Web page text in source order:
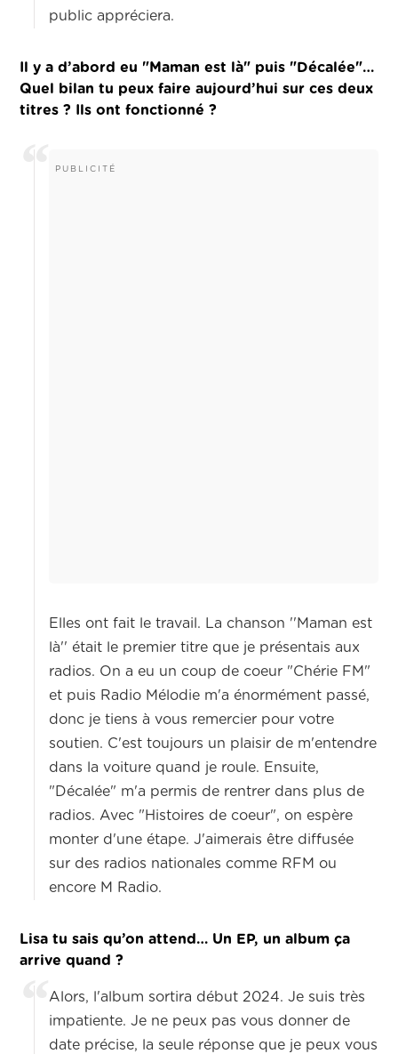
public appréciera.
Il y a d’abord eu "Maman est là" puis "Décalée"…
Quel bilan tu peux faire aujourd’hui sur ces deux
titres ? Ils ont fonctionné ?
Elles ont fait le travail. La chanson ''Maman est
là'' était le premier titre que je présentais aux
radios. On a eu un coup de coeur "Chérie FM"
et puis Radio Mélodie m'a énormément passé,
donc je tiens à vous remercier pour votre
soutien. C'est toujours un plaisir de m'entendre
dans la voiture quand je roule. Ensuite,
"Décalée" m'a permis de rentrer dans plus de
radios. Avec "Histoires de coeur", on espère
monter d'une étape. J'aimerais être diffusée
sur des radios nationales comme RFM ou
encore M Radio.
Lisa tu sais qu’on attend… Un EP, un album ça
arrive quand ?
Alors, l'album sortira début 2024. Je suis très
impatiente. Je ne peux pas vous donner de
date précise, la seule réponse que je peux vous